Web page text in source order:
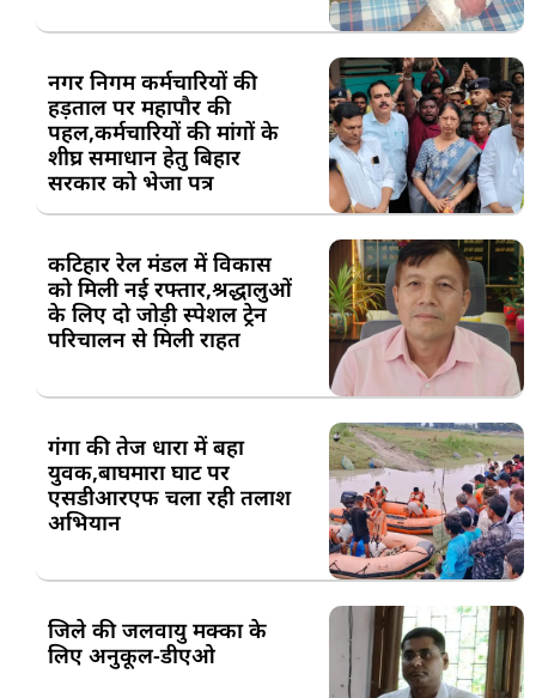
नगर निगम कर्मचारियों की
हड़ताल पर महापौर की
पहल,कर्मचारियों की मांगों के
शीघ्र समाधान हेतु बिहार
सरकार को भेजा पत्र
कटिहार रेल मंडल में विकास
को मिली नई रफ्तार,श्रद्धालुओं
के लिए दो जोड़ी स्पेशल ट्रेन
परिचालन से मिली राहत
गंगा की तेज धारा में बहा
युवक,बाघमारा घाट पर
एसडीआरएफ चला रही तलाश
अभियान
जिले की जलवायु मक्का के
लिए अनुकूल-डीएओ